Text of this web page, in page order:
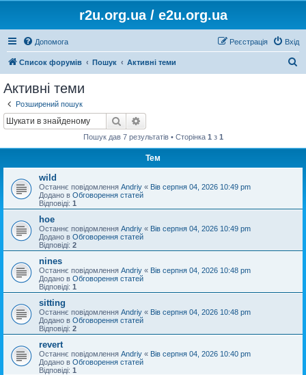
r2u.org.ua / e2u.org.ua
Допомога Вхід
Реєстрація
Список форумів Пошук Активні теми
Активні теми
Розширений пошук
Пошук
Пошук дав 7 результатів • Сторінка 1 з 1
Тем
wild
Останнє повідомлення Andriy « Вів серпня 04, 2026 10:49 pm
Додано в Обговорення статей
Відповіді: 1
hoe
Останнє повідомлення Andriy « Вів серпня 04, 2026 10:49 pm
Додано в Обговорення статей
Відповіді: 2
nines
Останнє повідомлення Andriy « Вів серпня 04, 2026 10:48 pm
Додано в Обговорення статей
Відповіді: 1
sitting
Останнє повідомлення Andriy « Вів серпня 04, 2026 10:48 pm
Додано в Обговорення статей
Відповіді: 2
revert
Останнє повідомлення Andriy « Вів серпня 04, 2026 10:40 pm
Додано в Обговорення статей
Відповіді: 1